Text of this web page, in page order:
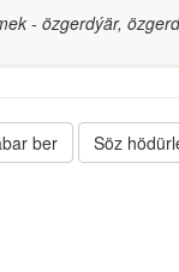
- özgerdýär,
ber Söz